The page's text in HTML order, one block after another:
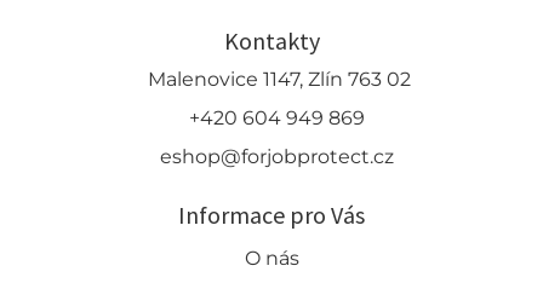
Kontakty
Malenovice 1147, Zlín 763 02
+420 604 949 869
eshop@forjobprotect.cz
Informace pro Vás
O nás